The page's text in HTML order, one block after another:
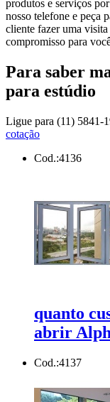
produtos e serviços
nosso telefone e peça
cliente fazer uma
compromisso para
Para saber
para estúdio
Ligue para (11) 5841-
cotação
Cod.:4136
quanto
abrir
Cod.:4137